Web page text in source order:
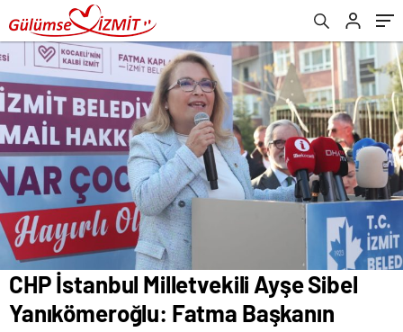
CHP İstanbul Milletvekili Ayşe Sibel
Yanıkömeroğlu: Fatma Başkanın